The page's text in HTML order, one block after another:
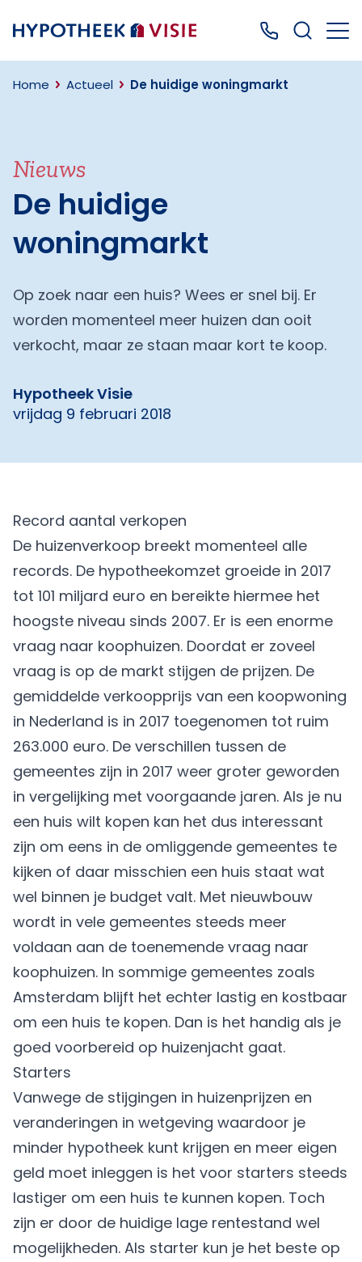
Terug naar home Bel ons: 0499
Home Actueel De huidige woningmarkt
Nieuws
De huidige
woningmarkt
Op zoek naar een huis? Wees er snel bij. Er
worden momenteel meer huizen dan ooit
verkocht, maar ze staan maar kort te koop.
Hypotheek Visie
vrijdag 9 februari 2018
Record aantal verkopen
De huizenverkoop breekt momenteel alle
records. De hypotheekomzet groeide in 2017
tot 101 miljard euro en bereikte hiermee het
hoogste niveau sinds 2007. Er is een enorme
vraag naar koophuizen. Doordat er zoveel
vraag is op de markt stijgen de prijzen. De
gemiddelde verkoopprijs van een koopwoning
in Nederland is in 2017 toegenomen tot ruim
263.000 euro. De verschillen tussen de
gemeentes zijn in 2017 weer groter geworden
in vergelijking met voorgaande jaren. Als je nu
een huis wilt kopen kan het dus interessant
zijn om eens in de omliggende gemeentes te
kijken of daar misschien een huis staat wat
wel binnen je budget valt. Met nieuwbouw
wordt in vele gemeentes steeds meer
voldaan aan de toenemende vraag naar
koophuizen. In sommige gemeentes zoals
Amsterdam blijft het echter lastig en kostbaar
om een huis te kopen. Dan is het handig als je
goed voorbereid op huizenjacht gaat.
Starters
Vanwege de stijgingen in huizenprijzen en
veranderingen in wetgeving waardoor je
minder hypotheek kunt krijgen en meer eigen
geld moet inleggen is het voor starters steeds
lastiger om een huis te kunnen kopen. Toch
zijn er door de huidige lage rentestand wel
mogelijkheden. Als starter kun je het beste op